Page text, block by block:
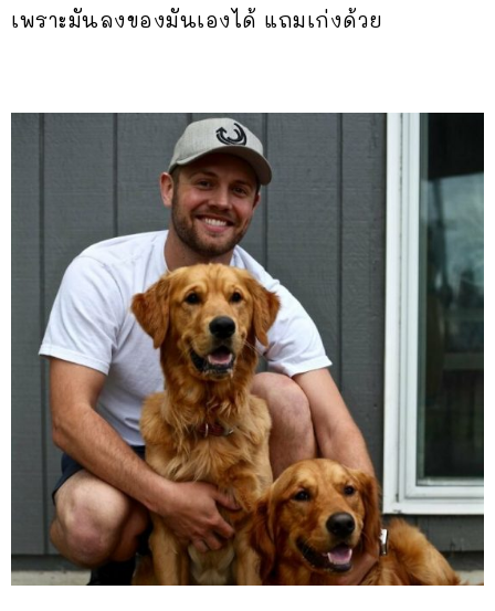
เพราะมันลงของมันเองได้ แถมเก่งด้วย